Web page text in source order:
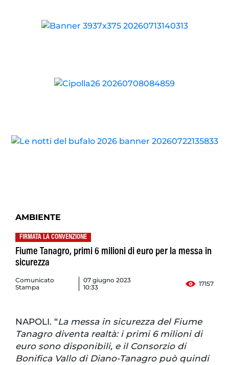
AMBIENTE
FIRMATA LA CONVENZIONE
Fiume Tanagro, primi 6 milioni di euro per la messa in
sicurezza
Comunicato
Stampa
07 giugno 2023
10:33
17157
NAPOLI. “La messa in sicurezza del Fiume
Tanagro diventa realtà: i primi 6 milioni di
euro sono disponibili, e il Consorzio di
Bonifica Vallo di Diano-Tanagro può quindi